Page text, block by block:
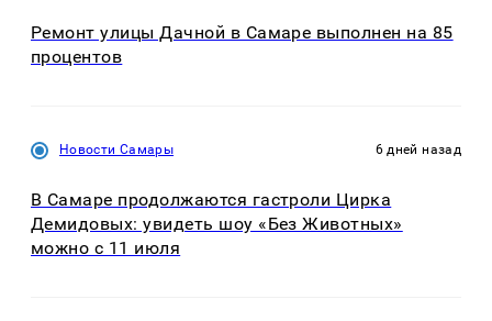
Ремонт улицы Дачной в Самаре выполнен на 85
процентов
Новости Самары 6 дней назад
В Самаре продолжаются гастроли Цирка
Демидовых: увидеть шоу «Без Животных»
можно с 11 июля